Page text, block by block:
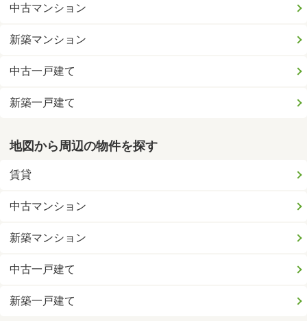
中古マンション
新築マンション
中古一戸建て
新築一戸建て
地図から周辺の物件を探す
賃貸
中古マンション
新築マンション
中古一戸建て
新築一戸建て